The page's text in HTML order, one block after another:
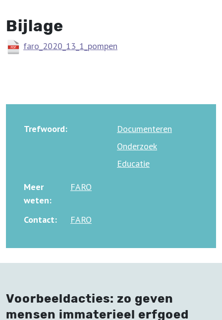
Bijlage
faro_2020_13_1_pompen
Trefwoord:
Documenteren
Onderzoek
Educatie
Meer
weten:
FARO
Contact: FARO
Voorbeeldacties: zo geven
mensen immaterieel erfgoed